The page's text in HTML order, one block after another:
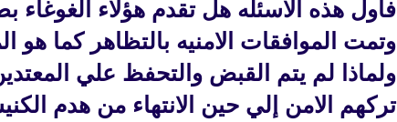
فأول هذه الاسئله هل تقدم هؤلاء الغوغاء
وتمت الموافقات الامنيه بالتظاهر كما هو
ولماذا لم يتم القبض والتحفظ علي
تركهم الامن إلي حين الانتهاء من هدم